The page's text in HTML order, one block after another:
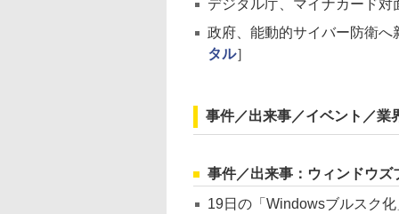
デジタル庁、マイナカード
政府、能動的サイバー防衛
タル］
事件／出来事／イベント／業
事件／出来事：ウィンドウズ
19日の「Windowsブルスク